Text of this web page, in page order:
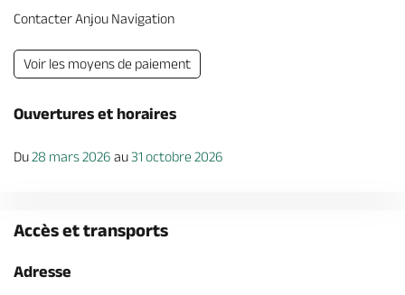
Contacter Anjou Navigation
Voir les moyens de paiement
Ouvertures et horaires
Du28 mars 2026 au31 octobre 2026
Accès et transports
Adresse